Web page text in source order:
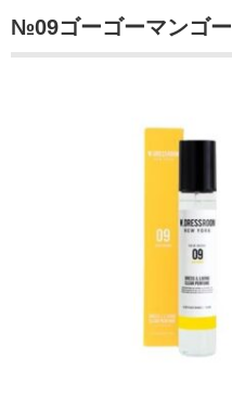
№09ゴーゴーマンゴー